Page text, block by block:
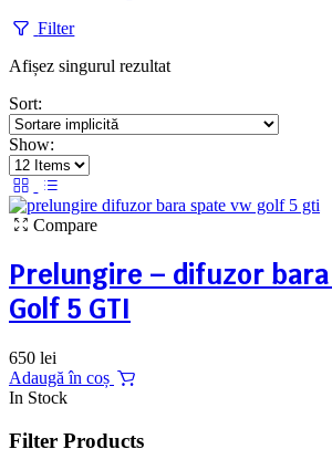
Filter
Afișez singurul rezultat
Sort:
Show:
Compare
Prelungire – difuzor bara
Golf 5 GTI
650 lei
Adaugă în coș
In Stock
Filter Products